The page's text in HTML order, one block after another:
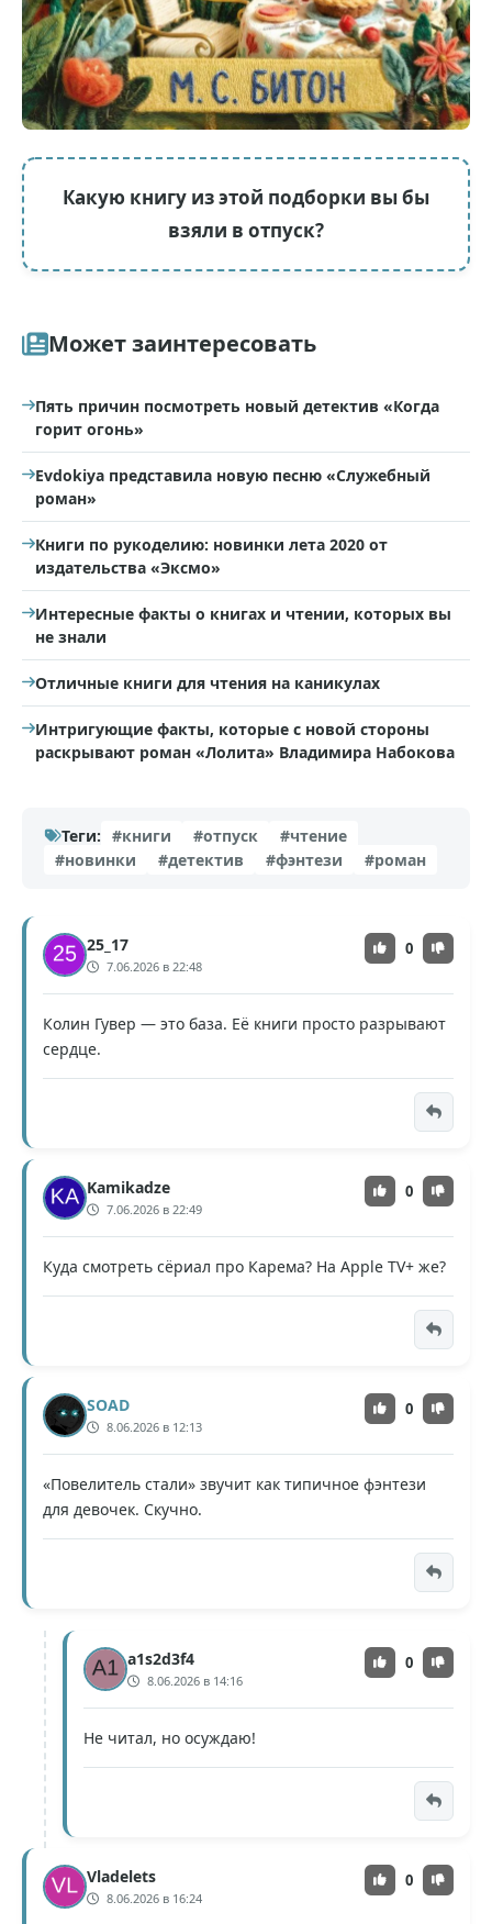
Какую книгу из этой подборки вы бы
взяли в отпуск?
Может заинтересовать
Пять причин посмотреть новый детектив «Когда
горит огонь»
Evdokiya представила новую песню «Служебный
роман»
Книги по рукоделию: новинки лета 2020 от
издательства «Эксмо»
Интересные факты о книгах и чтении, которых вы
не знали
Отличные книги для чтения на каникулах
Интригующие факты, которые с новой стороны
раскрывают роман «Лолита» Владимира Набокова
Теги: #книги #отпуск
#чтение
#новинки
#детектив #фэнтези #роман
25_17
7.06.2026 в 22:48
0
Колин Гувер — это база. Её книги просто разрывают
сердце.
Kamikadze
7.06.2026 в 22:49
0
Куда смотреть сëриал про Карема? На Apple TV+ же?
SOAD
8.06.2026 в 12:13
0
«Повелитель стали» звучит как типичное фэнтези
для девочек. Скучно.
a1s2d3f4
8.06.2026 в 14:16
0
Не читал, но осуждаю!
Vladelets
8.06.2026 в 16:24
0